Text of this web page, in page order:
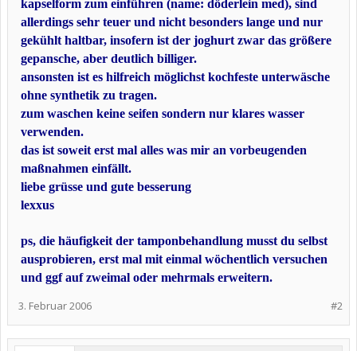
kapselform zum einführen (name: döderlein med), sind
allerdings sehr teuer und nicht besonders lange und nur
gekühlt haltbar, insofern ist der joghurt zwar das größere
gepansche, aber deutlich billiger.
ansonsten ist es hilfreich möglichst kochfeste unterwäsche
ohne synthetik zu tragen.
zum waschen keine seifen sondern nur klares wasser
verwenden.
das ist soweit erst mal alles was mir an vorbeugenden
maßnahmen einfällt.
liebe grüsse und gute besserung
lexxus
ps, die häufigkeit der tamponbehandlung musst du selbst
ausprobieren, erst mal mit einmal wöchentlich versuchen
und ggf auf zweimal oder mehrmals erweitern.
#2
3. Februar 2006